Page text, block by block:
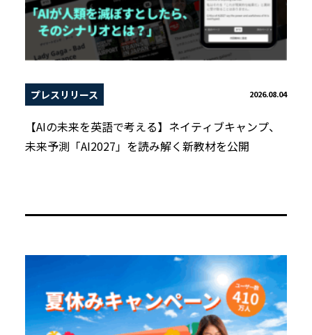
プレスリリース 2026.08.04
【AIの未来を英語で考える】ネイティブキャンプ、
未来予測「AI2027」を読み解く新教材を公開